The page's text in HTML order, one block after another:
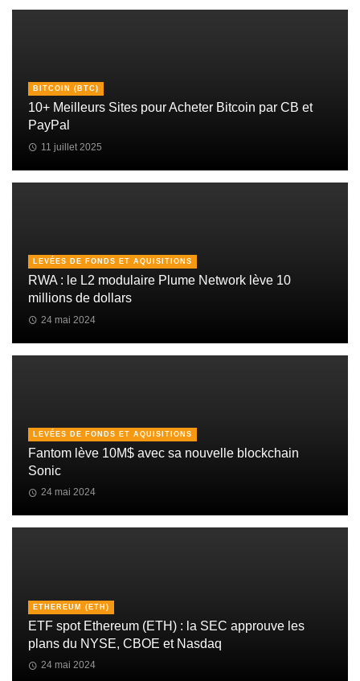
BITCOIN (BTC)
10+ Meilleurs Sites pour Acheter Bitcoin par CB et
PayPal
11 juillet 2025
LEVÉES DE FONDS ET AQUISITIONS
RWA : le L2 modulaire Plume Network lève 10
millions de dollars
24 mai 2024
LEVÉES DE FONDS ET AQUISITIONS
Fantom lève 10M$ avec sa nouvelle blockchain
Sonic
24 mai 2024
ETHEREUM (ETH)
ETF spot Ethereum (ETH) : la SEC approuve les
plans du NYSE, CBOE et Nasdaq
24 mai 2024